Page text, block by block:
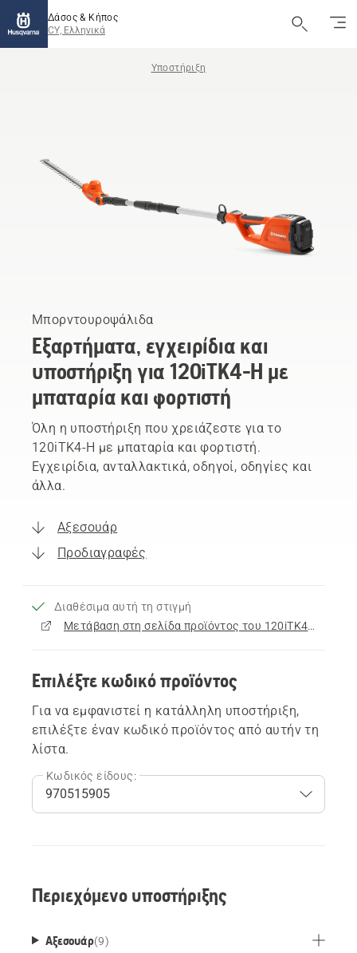
Δάσος & Κήπος
CY, Ελληνικά
Υποστήριξη
Μπορντουροψάλιδα
Εξαρτήματα, εγχειρίδια και
υποστήριξη για 120iTK4-H με
μπαταρία και φορτιστή
Όλη η υποστήριξη που χρειάζεστε για το
120iTK4-H με μπαταρία και φορτιστή.
Εγχειρίδια, ανταλλακτικά, οδηγοί, οδηγίες και
άλλα.
Αξεσουάρ
Προδιαγραφές
Διαθέσιμα αυτή τη στιγμή
Μετάβαση στη σελίδα προϊόντος του 120iTK4-H με μπαταρία και φορτιστή
Επιλέξτε κωδικό προϊόντος
Για να εμφανιστεί η κατάλληλη υποστήριξη,
επιλέξτε έναν κωδικό προϊόντος από αυτήν τη
λίστα.
Κωδικός είδους:
Περιεχόμενο υποστήριξης
Αξεσουάρ(9)